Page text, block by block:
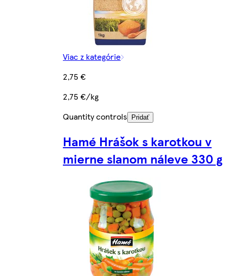
Viac z kategórie
2,75 €
2,75 €/kg
Quantity controls
Pridať
Hamé Hrášok s karotkou v
mierne slanom náleve 330 g